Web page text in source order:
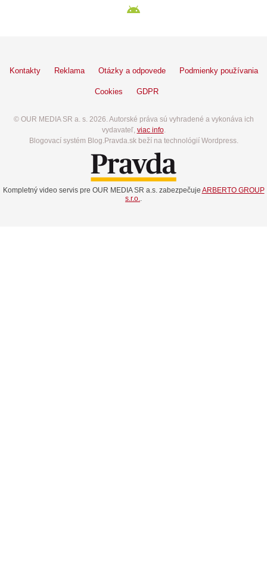
Kontakty Reklama Otázky a odpovede Podmienky používania
Cookies GDPR
© OUR MEDIA SR a. s. 2026. Autorské práva sú vyhradené a vykonáva ich
vydavateľ, viac info.
Blogovací systém Blog.Pravda.sk beží na technológií Wordpress.
Kompletný video servis pre OUR MEDIA SR a.s. zabezpečuje ARBERTO GROUP
s.r.o..